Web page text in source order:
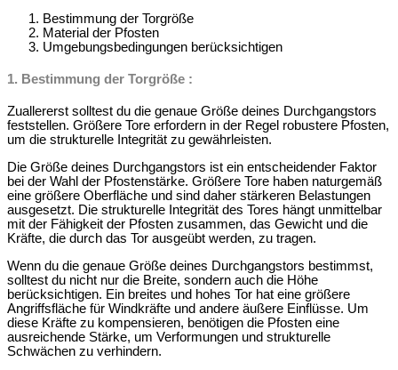
Bestimmung der Torgröße
Material der Pfosten
Umgebungsbedingungen berücksichtigen
1. Bestimmung der Torgröße :
Zuallererst solltest du die genaue Größe deines Durchgangstors
feststellen. Größere Tore erfordern in der Regel robustere Pfosten,
um die strukturelle Integrität zu gewährleisten.
Die Größe deines Durchgangstors ist ein entscheidender Faktor
bei der Wahl der Pfostenstärke. Größere Tore haben naturgemäß
eine größere Oberfläche und sind daher stärkeren Belastungen
ausgesetzt. Die strukturelle Integrität des Tores hängt unmittelbar
mit der Fähigkeit der Pfosten zusammen, das Gewicht und die
Kräfte, die durch das Tor ausgeübt werden, zu tragen.
Wenn du die genaue Größe deines Durchgangstors bestimmst,
solltest du nicht nur die Breite, sondern auch die Höhe
berücksichtigen. Ein breites und hohes Tor hat eine größere
Angriffsfläche für Windkräfte und andere äußere Einflüsse. Um
diese Kräfte zu kompensieren, benötigen die Pfosten eine
ausreichende Stärke, um Verformungen und strukturelle
Schwächen zu verhindern.